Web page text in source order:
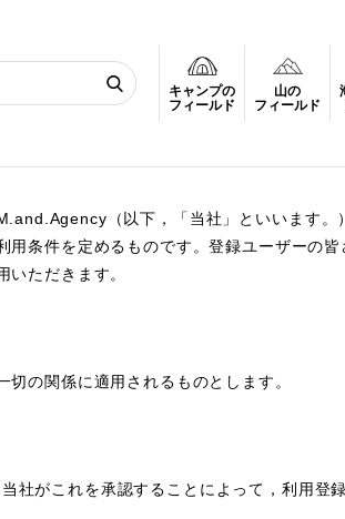
キャンプの
フィールド
山の
フィールド
（以下，「当社」といいます。
条件を定めるものです。登録ユーザーの
ただきます。
の関係に適用されるものとします。
社がこれを承認することによって，利用登